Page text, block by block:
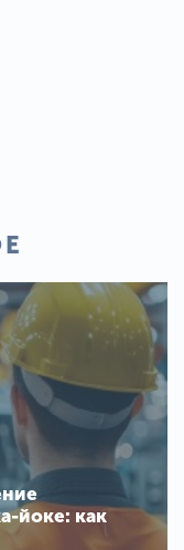
йоке: как